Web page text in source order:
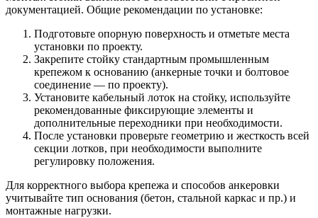
документацией. Общие рекомендации по установке:
Подготовьте опорную поверхность и отметьте места
установки по проекту.
Закрепите стойку стандартным промышленным
крепежом к основанию (анкерные точки и болтовое
соединение — по проекту).
Установите кабельный лоток на стойку, используйте
рекомендованные фиксирующие элементы и
дополнительные переходники при необходимости.
После установки проверьте геометрию и жесткость всей
секции лотков, при необходимости выполните
регулировку положения.
Для корректного выбора крепежа и способов анкеровки
учитывайте тип основания (бетон, стальной каркас и пр.) и
монтажные нагрузки.